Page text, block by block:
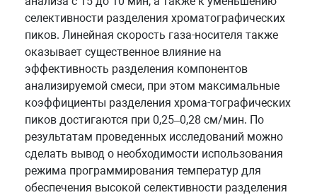
селективности разделения хроматографических
пиков. Линейная скорость газа-носителя также
оказывает существенное влияние на
эффективность разделения компонентов
анализируемой смеси, при этом максимальные
коэффициенты разделения хрома-тографических
пиков достигаются при 0,25–0,28 см/мин. По
результатам проведенных исследований можно
сделать вывод о необходимости использования
режима программирования температур для
обеспечения высокой селективности разделения